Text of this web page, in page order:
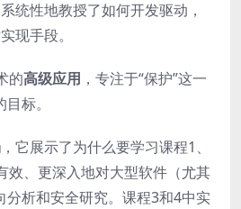
系统性地教授了如何开发驱动，
现手段。
的高级应用 ，专注于“保护”这一
标。
，它展示了为什么要学习课程1、
、更深入地对大型软件（尤其
分析和安全研究。课程3和4中实